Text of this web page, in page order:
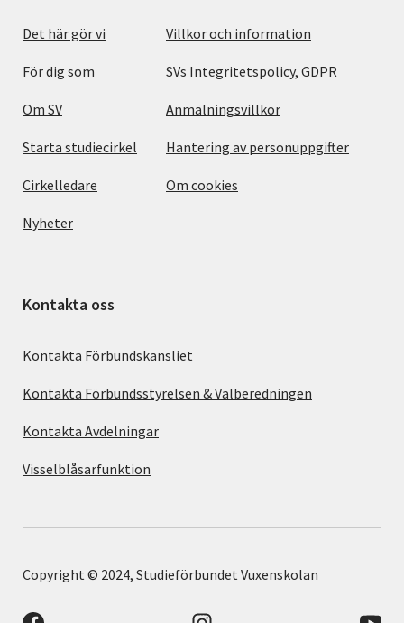
Det här gör vi
För dig som
Om SV
Starta studiecirkel
Cirkelledare
Nyheter
Villkor och information
SVs Integritetspolicy, GDPR
Anmälningsvillkor
Hantering av personuppgifter
Om cookies
Kontakta oss
Kontakta Förbundskansliet
Kontakta Förbundsstyrelsen & Valberedningen
Kontakta Avdelningar
Visselblåsarfunktion
Copyright © 2024, Studieförbundet Vuxenskolan